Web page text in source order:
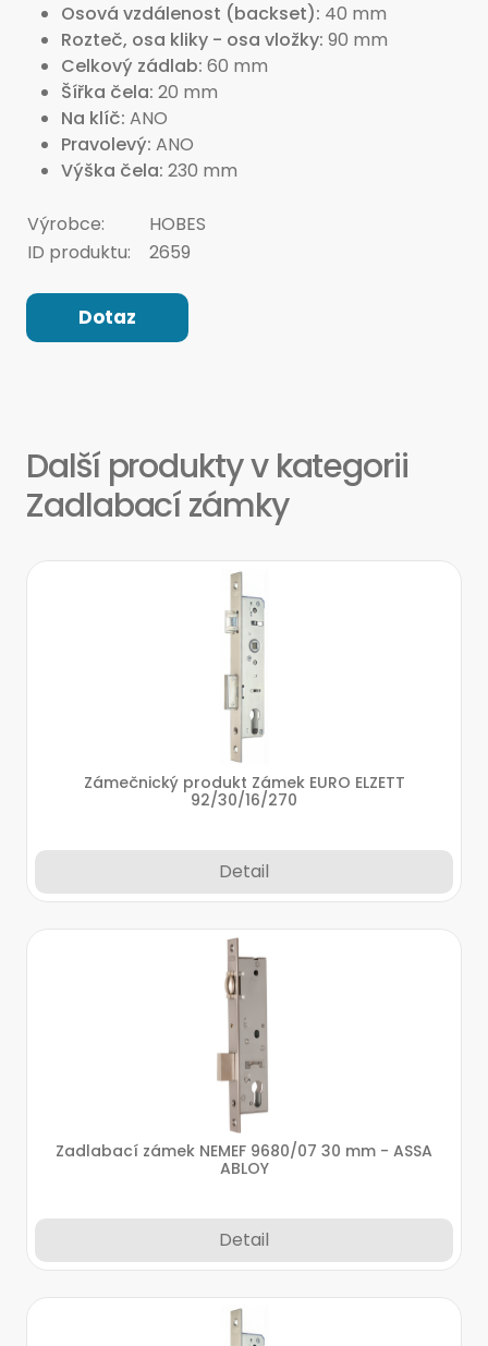
Osová vzdálenost (backset) 40 mm
Rozteč, osa kliky - osa vložky 90 mm
Celkový zádlab 60 mm
Šířka čela 20 mm
Na klíč ANO
Pravolevý ANO
Výška čela 230 mm
Výrobce:
HOBES
ID produktu:
2659
Dotaz
Další produkty v kategorii
Zadlabací zámky
Zámečnický produkt Zámek EURO ELZETT
92/30/16/270
Detail
Zadlabací zámek NEMEF 9680/07 30 mm - ASSA
ABLOY
Detail